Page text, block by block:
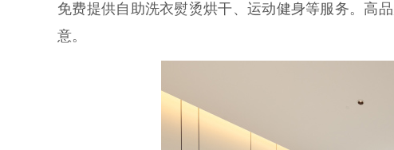
免费提供自助洗衣熨烫烘干、运动健身等服务。高
意。